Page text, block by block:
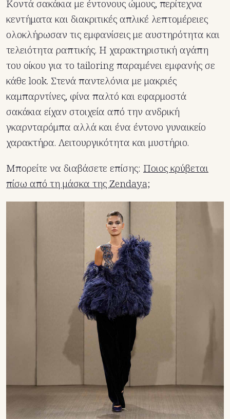
Κοντά σακάκια με έντονους ώμους, περίτεχνα
κεντήματα και διακριτικές απλικέ λεπτομέρειες
ολοκλήρωσαν τις εμφανίσεις με αυστηρότητα και
τελειότητα ραπτικής. Η χαρακτηριστική αγάπη
του οίκου για το tailoring παραμένει εμφανής σε
κάθε look. Στενά παντελόνια με μακριές
καμπαρντίνες, φίνα παλτό και εφαρμοστά
σακάκια είχαν στοιχεία από την ανδρική
γκαρνταρόμπα αλλά και ένα έντονο γυναικείο
χαρακτήρα. Λειτουργικότητα και μυστήριο.
Μπορείτε να διαβάσετε επίσης: Ποιος κρύβεται
πίσω από τη μάσκα της Zendaya;